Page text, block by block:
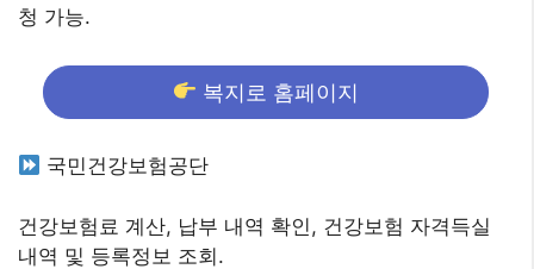
청 가능.
복지로 홈페이지
국민건강보험공단
건강보험료 계산, 납부 내역 확인, 건강보험 자격득실
내역 및 등록정보 조회.